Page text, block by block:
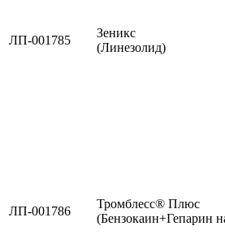
ЛП-001785
Зеникс
(Линезолид)
ЛП-001786
Тромблесс® Плюс
(Бензокаин+Гепарин